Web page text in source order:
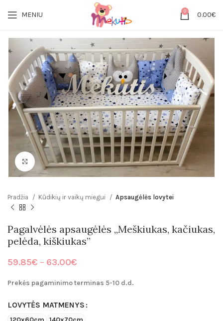
MENIU 0 0.00€
Click to enlarge
Pradžia Kūdikių ir vaikų miegui Apsaugėlės lovytei
Pagalvėlės apsaugėlės „Meškiukas, kačiukas,
pelėda, kiškiukas”
59.85€ – 63.00€
59.85€
63.00€
Prekės pagaminimo terminas 5-10 d.d.
LOVYTĖS MATMENYS